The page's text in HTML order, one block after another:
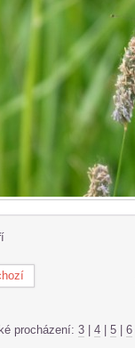
procházení: 3 4 5 6